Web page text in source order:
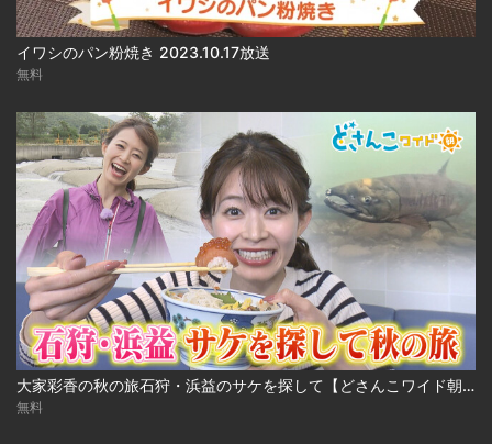
イワシのパン粉焼き 2023.10.17放送
無料
大家彩香の秋の旅石狩・浜益のサケを探して【どさんこワイド朝】 ※2023年10月3日 放送
無料